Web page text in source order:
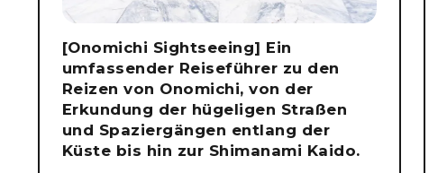
[Onomichi Sightseeing] Ein
umfassender Reiseführer zu den
Reizen von Onomichi, von der
Erkundung der hügeligen Straßen
und Spaziergängen entlang der
Küste bis hin zur Shimanami Kaido.